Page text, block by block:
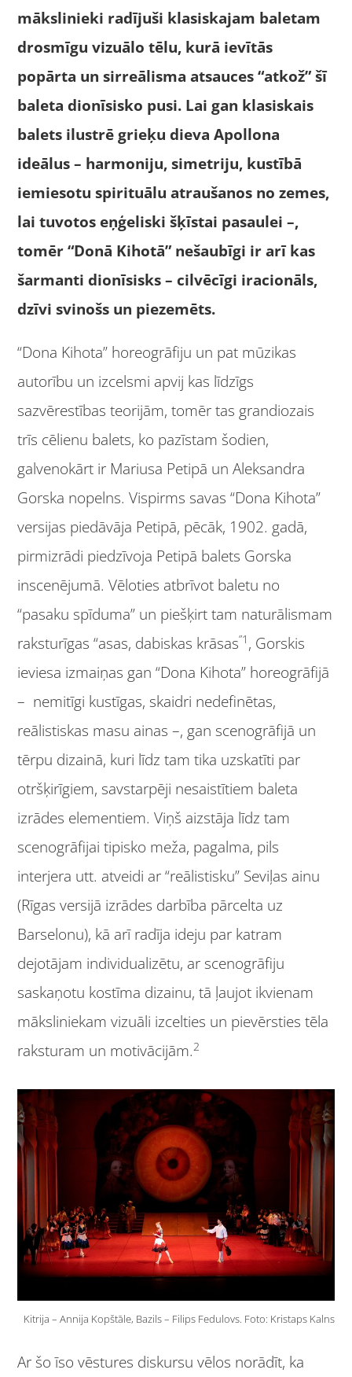
mākslinieki radījuši klasiskajam baletam
drosmīgu vizuālo tēlu, kurā ievītās
popārta un sirreālisma atsauces “atkož” šī
baleta dionīsisko pusi. Lai gan klasiskais
balets ilustrē grieķu dieva Apollona
ideālus – harmoniju, simetriju, kustībā
iemiesotu spirituālu atraušanos no zemes,
lai tuvotos eņģeliski šķīstai pasaulei –,
tomēr “Donā Kihotā” nešaubīgi ir arī kas
šarmanti dionīsisks – cilvēcīgi iracionāls,
dzīvi svinošs un piezemēts.
“Dona Kihota” horeogrāfiju un pat mūzikas
autorību un izcelsmi apvij kas līdzīgs
sazvērestības teorijām, tomēr tas grandiozais
trīs cēlienu balets, ko pazīstam šodien,
galvenokārt ir Mariusa Petipā un Aleksandra
Gorska nopelns. Vispirms savas “Dona Kihota”
versijas piedāvāja Petipā, pēcāk, 1902. gadā,
pirmizrādi piedzīvoja Petipā balets Gorska
inscenējumā. Vēloties atbrīvot baletu no
“pasaku spīduma” un piešķirt tam naturālismam
raksturīgas “asas, dabiskas krāsas”1 , Gorskis
ieviesa izmaiņas gan “Dona Kihota” horeogrāfijā
– nemitīgi kustīgas, skaidri nedefinētas,
reālistiskas masu ainas –, gan scenogrāfijā un
tērpu dizainā, kuri līdz tam tika uzskatīti par
otršķirīgiem, savstarpēji nesaistītiem baleta
izrādes elementiem. Viņš aizstāja līdz tam
scenogrāfijai tipisko meža, pagalma, pils
interjera utt. atveidi ar “reālistisku” Seviļas ainu
(Rīgas versijā izrādes darbība pārcelta uz
Barselonu), kā arī radīja ideju par katram
dejotājam individualizētu, ar scenogrāfiju
saskaņotu kostīma dizainu, tā ļaujot ikvienam
māksliniekam vizuāli izcelties un pievērsties tēla
raksturam un motivācijām.2
Kitrija – Annija Kopštāle, Bazils – Filips Fedulovs. Foto: Kristaps Kalns
Ar šo īso vēstures diskursu vēlos norādīt, ka